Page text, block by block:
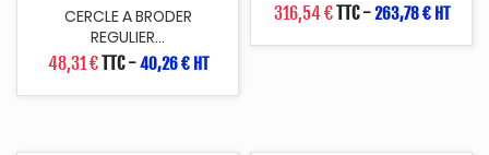
CERCLE A BRODER
REGULIER...
48,31 €TTC-40,26 € HT
316,54 €TTC-263,78 € HT